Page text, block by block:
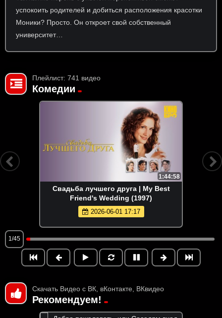
успокоить родителей и добиться расположения красотки
Моники? Просто. Он откроет свой собственный
университет…
Плейлист: 741 видео
Комедии
1:44:58
Свадьба лучшего друга | My Best
Friend's Wedding (1997)
2026-06-01 17:17
1/45
Скачать Видео с ВК, вКонтакте, ВКвидео
Рекомендуем!